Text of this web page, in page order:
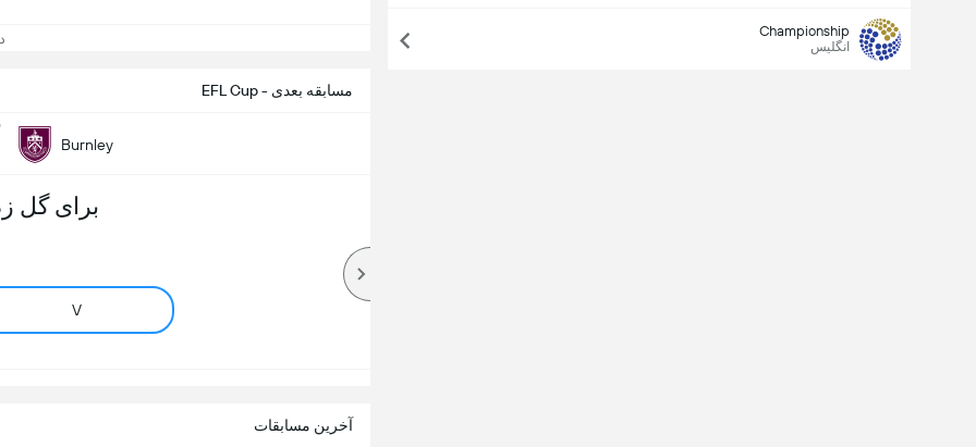
Championship
انگلیس
مسابقه بعدی - EFL Cup
Burnley
برای گل
V
آخرین مسابقات